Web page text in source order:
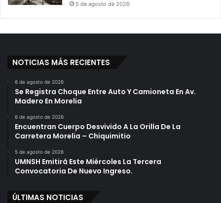
5 de agosto de 2026
NOTICIAS MÁS RECIENTES
6 de agosto de 2026
Se Registra Choque Entre Auto Y Camioneta En Av.
Madero En Morelia
6 de agosto de 2026
Encuentran Cuerpo Desvivido A La Orilla De La
Carretera Morelia – Chiquimitio
5 de agosto de 2026
UMNSH Emitirá Este Miércoles La Tercera
Convocatoria De Nuevo Ingreso.
ÚLTIMAS NOTICIAS